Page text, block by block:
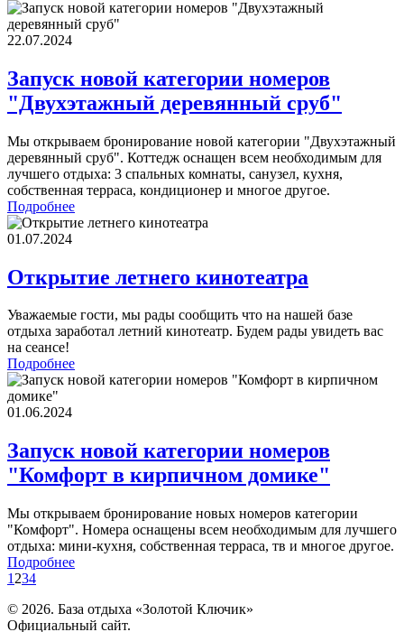
22.07.2024
Запуск новой категории номеров
"Двухэтажный деревянный сруб"
Мы открываем бронирование новой категории "Двухэтажный
деревянный сруб". Коттедж оснащен всем необходимым для
лучшего отдыха: 3 спальных комнаты, санузел, кухня,
собственная терраса, кондиционер и многое другое.
Подробнее
01.07.2024
Открытие летнего кинотеатра
Уважаемые гости, мы рады сообщить что на нашей базе
отдыха заработал летний кинотеатр. Будем рады увидеть вас
на сеансе!
Подробнее
01.06.2024
Запуск новой категории номеров
"Комфорт в кирпичном домике"
Мы открываем бронирование новых номеров категории
"Комфорт". Номера оснащены всем необходимым для лучшего
отдыха: мини-кухня, собственная терраса, тв и многое другое.
Подробнее
1 234
© 2026. База отдыха «Золотой Ключик»
Официальный сайт.